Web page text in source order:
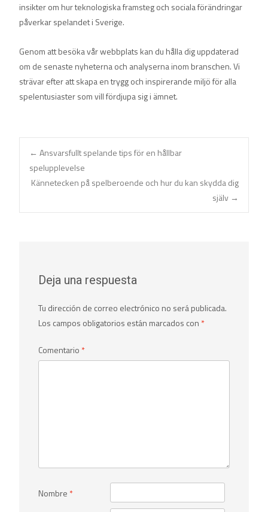
insikter om hur teknologiska framsteg och sociala förändringar
påverkar spelandet i Sverige.
Genom att besöka vår webbplats kan du hålla dig uppdaterad
om de senaste nyheterna och analyserna inom branschen. Vi
strävar efter att skapa en trygg och inspirerande miljö för alla
spelentusiaster som vill fördjupa sig i ämnet.
Navegación
← Ansvarsfullt spelande tips för en hållbar
spelupplevelse
Kännetecken på spelberoende och hur du kan skydda dig
själv →
Deja una respuesta
Tu dirección de correo electrónico no será publicada.
Los campos obligatorios están marcados con *
Comentario *
Nombre *